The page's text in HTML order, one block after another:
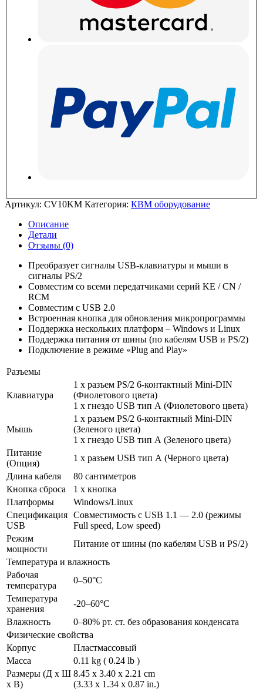
Артикул: CV10KM Категория: КВМ оборудование
Описание
Детали
Отзывы (0)
Преобразует сигналы USB-клавиатуры и мыши в
сигналы PS/2
Совместим со всеми передатчиками серий KE / CN /
RCM
Совместим с USB 2.0
Встроенная кнопка для обновления микропрограммы
Поддержка нескольких платформ – Windows и Linux
Поддержка питания от шины (по кабелям USB и PS/2)
Подключение в режиме «Plug and Play»
Разъемы
Клавиатура
1 x разъем PS/2 6-контактный Mini-DIN
(Фиолетового цвета)
1 x гнездо USB тип А (Фиолетового цвета)
Мышь
1 x разъем PS/2 6-контактный Mini-DIN
(Зеленого цвета)
1 x гнездо USB тип А (Зеленого цвета)
Питание
(Опция)
1 x разъем USB тип А (Черного цвета)
Длина кабеля
80 сантиметров
Кнопка сброса
1 x кнопка
Платформы
Windows/Linux
Спецификация
USB
Совместимость с USB 1.1 — 2.0 (режимы
Full speed, Low speed)
Режим
мощности
Питание от шины (по кабелям USB и PS/2)
Температура и влажность
Рабочая
температура
0–50°C
Температура
хранения
-20–60°C
Влажность
0–80% рт. ст. без образования конденсата
Физические свойства
Корпус
Пластмассовый
Масса
0.11 kg ( 0.24 lb )
Размеры (Д х Ш
х В)
8.45 x 3.40 x 2.21 cm
(3.33 x 1.34 x 0.87 in.)